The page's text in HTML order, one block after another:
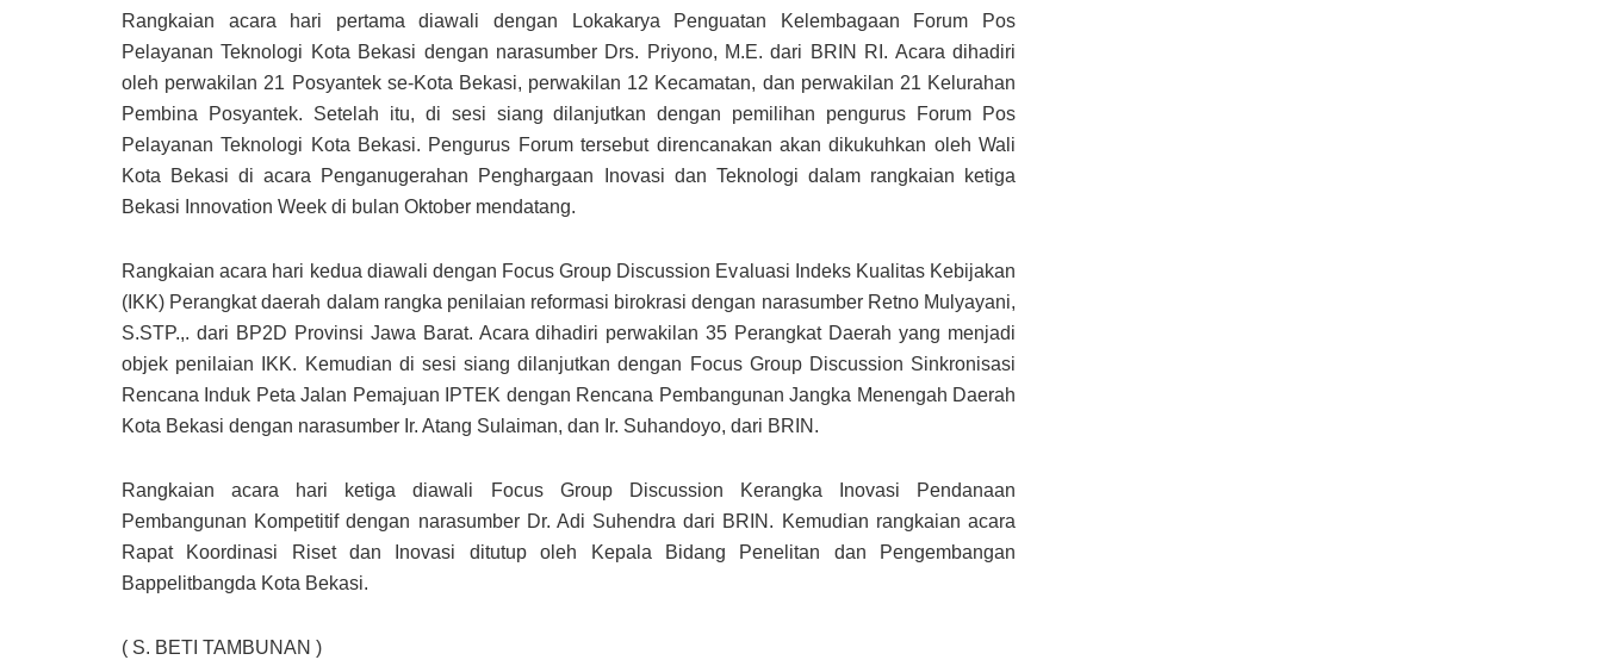
Rangkaian acara hari pertama diawali dengan Lokakarya Penguatan Kelembagaan Forum Pos
Pelayanan Teknologi Kota Bekasi dengan narasumber Drs. Priyono, M.E. dari BRIN RI. Acara dihadiri
oleh perwakilan 21 Posyantek se-Kota Bekasi, perwakilan 12 Kecamatan, dan perwakilan 21 Kelurahan
Pembina Posyantek. Setelah itu, di sesi siang dilanjutkan dengan pemilihan pengurus Forum Pos
Pelayanan Teknologi Kota Bekasi. Pengurus Forum tersebut direncanakan akan dikukuhkan oleh Wali
Kota Bekasi di acara Penganugerahan Penghargaan Inovasi dan Teknologi dalam rangkaian ketiga
Bekasi Innovation Week di bulan Oktober mendatang.
Rangkaian acara hari kedua diawali dengan Focus Group Discussion Evaluasi Indeks Kualitas Kebijakan
(IKK) Perangkat daerah dalam rangka penilaian reformasi birokrasi dengan narasumber Retno Mulyayani,
S.STP.,. dari BP2D Provinsi Jawa Barat. Acara dihadiri perwakilan 35 Perangkat Daerah yang menjadi
objek penilaian IKK. Kemudian di sesi siang dilanjutkan dengan Focus Group Discussion Sinkronisasi
Rencana Induk Peta Jalan Pemajuan IPTEK dengan Rencana Pembangunan Jangka Menengah Daerah
Kota Bekasi dengan narasumber Ir. Atang Sulaiman, dan Ir. Suhandoyo, dari BRIN.
Rangkaian acara hari ketiga diawali Focus Group Discussion Kerangka Inovasi Pendanaan
Pembangunan Kompetitif dengan narasumber Dr. Adi Suhendra dari BRIN. Kemudian rangkaian acara
Rapat Koordinasi Riset dan Inovasi ditutup oleh Kepala Bidang Penelitan dan Pengembangan
Bappelitbangda Kota Bekasi.
( S. BETI TAMBUNAN )